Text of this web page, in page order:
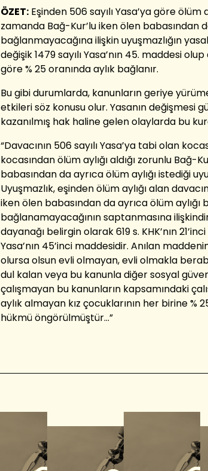
ÖZET: Eşinden 506 sayılı Yasa’ya göre ölüm
zamanda Bağ-Kur’lu iken ölen babasından
bağlanmayacağına ilişkin uyuşmazlığın yasal
değişik 1479 sayılı Yasa’nın 45. maddesi
göre % 25 oranında aylık bağlanır.
Bu gibi durumlarda, kanunların geriye
etkileri söz konusu olur. Yasanın değişmesi
kazanılmış hak haline gelen olaylarda bu
“Davacının 506 sayılı Yasa’ya tabi olan
kocasından ölüm aylığı aldığı zorunlu Bağ-
babasından da ayrıca ölüm aylığı istediği
Uyuşmazlık, eşinden ölüm aylığı alan
iken ölen babasından da ayrıca ölüm aylığı
bağlanamayacağının saptanmasına
dayanağı belirgin olarak 619 s. KHK’nın
Yasa’nın 45’inci maddesidir. Anılan
olursa olsun evli olmayan, evli olmakla
dul kalan veya bu kanunla diğer sosyal
çalışmayan bu kanunların kapsamındaki
aylık almayan kız çocuklarının her birine %
hükmü öngörülmüştür...”